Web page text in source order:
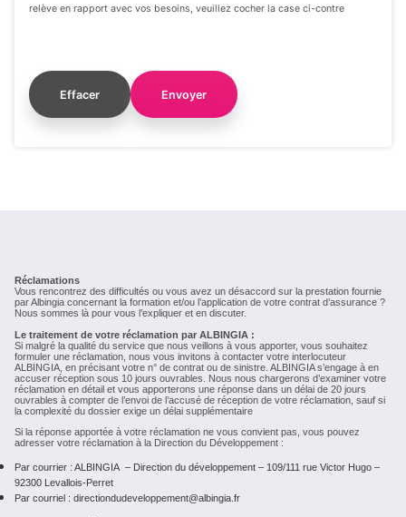
relève en rapport avec vos besoins, veuillez cocher la case ci-contre
Réclamations
Vous rencontrez des difficultés ou vous avez un désaccord sur la prestation fournie
par Albingia concernant la formation et/ou l’application de votre contrat d’assurance ?
Nous sommes là pour vous l’expliquer et en discuter.
Le traitement de votre réclamation par ALBINGIA :
Si malgré la qualité du service que nous veillons à vous apporter, vous souhaitez
formuler une réclamation, nous vous invitons à contacter votre interlocuteur
ALBINGIA, en précisant votre n° de contrat ou de sinistre. ALBINGIA s’engage à en
accuser réception sous 10 jours ouvrables. Nous nous chargerons d’examiner votre
réclamation en détail et vous apporterons une réponse dans un délai de 20 jours
ouvrables à compter de l’envoi de l’accusé de réception de votre réclamation, sauf si
la complexité du dossier exige un délai supplémentaire
Si la réponse apportée à votre réclamation ne vous convient pas, vous pouvez
adresser votre réclamation à la Direction du Développement :
Par courrier : ALBINGIA – Direction du développement – 109/111 rue Victor Hugo –
92300 Levallois-Perret
Par courriel : directiondudeveloppement@albingia.fr